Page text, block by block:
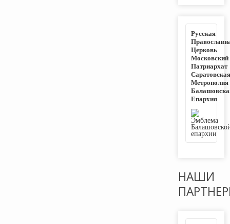
Русская
Церковь
Московский
Патриархат
Саратовская
Метрополия
Епархия
НАШИ